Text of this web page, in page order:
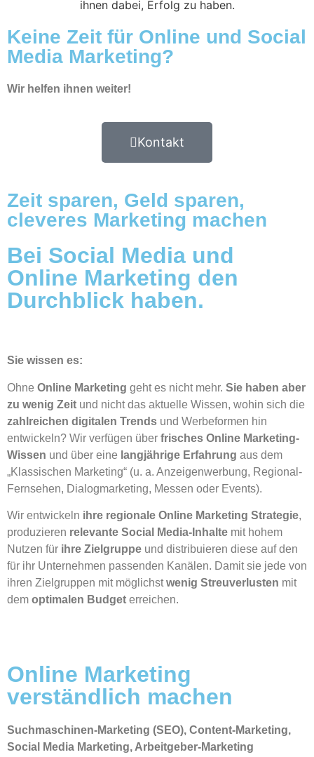
ihnen dabei, Erfolg zu haben.
Keine Zeit für Online und Social
Media Marketing?
Wir helfen ihnen weiter!
Kontakt
Zeit sparen, Geld sparen,
cleveres Marketing machen
Bei Social Media und
Online Marketing den
Durchblick haben.
Sie wissen es:
Ohne Online Marketing geht es nicht mehr. Sie haben aber
zu wenig Zeit und nicht das aktuelle Wissen, wohin sich die
zahlreichen digitalen Trends und Werbeformen hin
entwickeln? Wir verfügen über frisches Online Marketing-
Wissen und über eine langjährige Erfahrung aus dem
„Klassischen Marketing“ (u. a. Anzeigenwerbung, Regional-
Fernsehen, Dialogmarketing, Messen oder Events).
Wir entwickeln ihre regionale Online Marketing Strategie,
produzieren relevante Social Media-Inhalte mit hohem
Nutzen für ihre Zielgruppe und distribuieren diese auf den
für ihr Unternehmen passenden Kanälen. Damit sie jede von
ihren Zielgruppen mit möglichstwenig Streuverlusten mit
dem optimalen Budget erreichen.
Online Marketing
verständlich machen
Suchmaschinen-Marketing (SEO), Content-Marketing,
Social Media Marketing, Arbeitgeber-Marketing